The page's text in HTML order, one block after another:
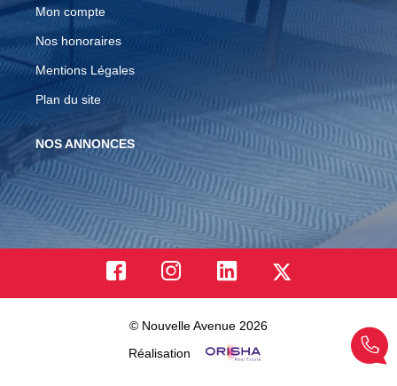
Mon compte
Nos honoraires
Mentions Légales
Plan du site
NOS ANNONCES
© Nouvelle Avenue 2026
Réalisation